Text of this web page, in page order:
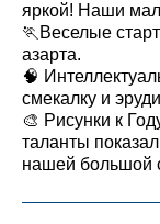
яркой! Наши
🏃Веселые
азарта.
🧠
смекалку и
🎨 Рисунки к
таланты
нашей большой